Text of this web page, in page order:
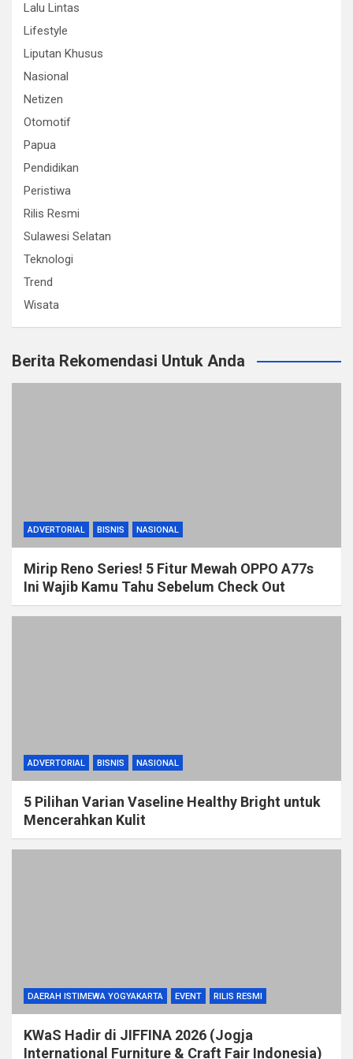
Lalu Lintas
Lifestyle
Liputan Khusus
Nasional
Netizen
Otomotif
Papua
Pendidikan
Peristiwa
Rilis Resmi
Sulawesi Selatan
Teknologi
Trend
Wisata
Berita Rekomendasi Untuk Anda
ADVERTORIAL BISNIS NASIONAL
Mirip Reno Series! 5 Fitur Mewah OPPO A77s
Ini Wajib Kamu Tahu Sebelum Check Out
ADVERTORIAL BISNIS NASIONAL
5 Pilihan Varian Vaseline Healthy Bright untuk
Mencerahkan Kulit
DAERAH ISTIMEWA YOGYAKARTA EVENT RILIS RESMI
KWaS Hadir di JIFFINA 2026 (Jogja
International Furniture & Craft Fair Indonesia)